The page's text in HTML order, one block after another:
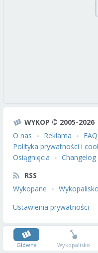
WYKOP © 2005-2026
O nas
Reklama FAQ
Polityka prywatności i
Osiągnięcia
Changelog
RSS
Wykopane
Wykopalisko
Ustawienia prywatności
Główna Wykopalisko